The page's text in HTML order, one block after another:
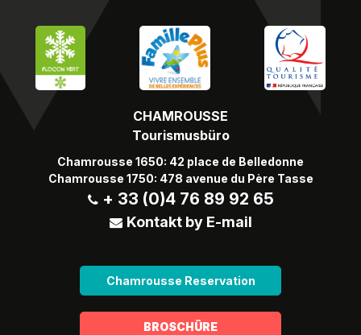
CHAMROUSSE
Tourismusbüro
Chamrousse 1650: 42 place de Belledonne
Chamrousse 1750: 478 avenue du Père Tasse
+ 33 (0)4 76 89 92 65
Kontakt by E-mail
Chamrousse Reservation
BROSCHÜRE